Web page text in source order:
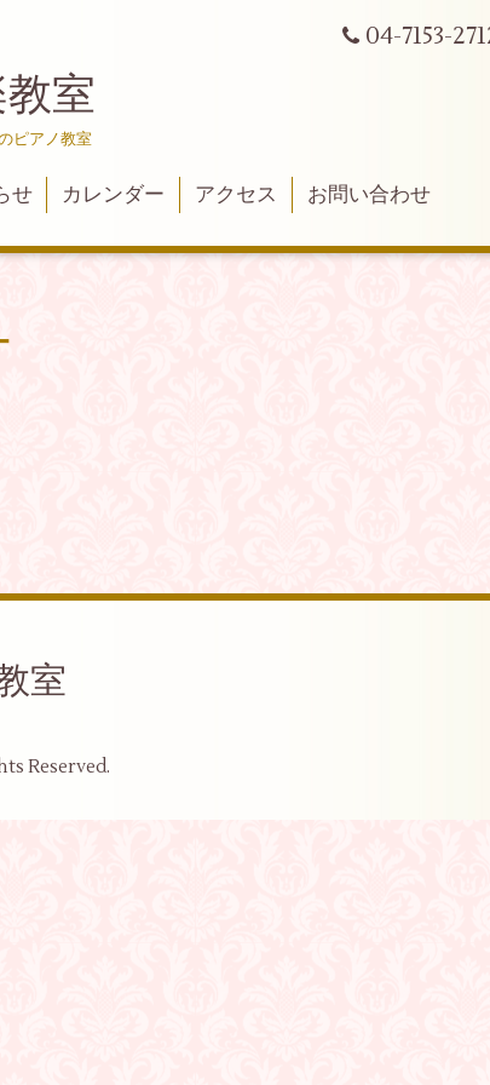
04-7153-
室
ピアノ教室
せ カレンダー アクセス お問い合わせ
室
Reserved.